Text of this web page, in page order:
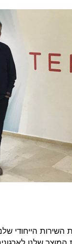
הייחודי